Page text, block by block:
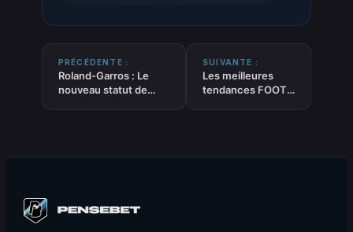
PRÉCÉDENTE :
Roland-Garros : Le
nouveau statut de
SUIVANTE :
Les meilleures
tendances FOOT